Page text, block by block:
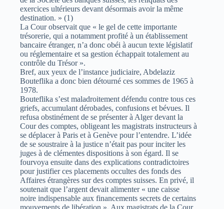
exercices ultérieurs devant désormais avoir la même
destination. » (1)
La Cour observait que « le gel de cette importante
trésorerie, qui a notamment profité à un établissement
bancaire étranger, n’a donc obéi à aucun texte législatif
ou réglementaire et sa gestion échappait totalement au
contrôle du Trésor ».
Bref, aux yeux de l’instance judiciaire, Abdelaziz
Bouteflika a donc bien détourné ces sommes de 1965 à
1978.
Bouteflika s’est maladroitement défendu contre tous ces
griefs, accumulant dérobades, confusions et bévues. Il
refusa obstinément de se présenter à Alger devant la
Cour des comptes, obligeant les magistrats instructeurs à
se déplacer à Paris et à Genève pour l’entendre. L’idée
de se soustraire à la justice n’était pas pour inciter les
juges à de clémentes dispositions à son égard. Il se
fourvoya ensuite dans des explications contradictoires
pour justifier ces placements occultes des fonds des
Affaires étrangères sur des comptes suisses. En privé, il
soutenait que l’argent devait alimenter « une caisse
noire indispensable aux financements secrets de certains